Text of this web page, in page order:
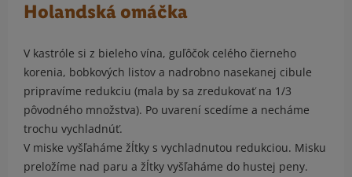
Holandská omáčka
V kastróle si z bieleho vína, guľôčok celého čierneho
korenia, bobkových listov a nadrobno nasekanej cibule
pripravíme redukciu (mala by sa zredukovať na 1/3
pôvodného množstva). Po uvarení scedíme a necháme
trochu vychladnúť.
V miske vyšľaháme žĺtky s vychladnutou redukciou. Misku
preložíme nad paru a žĺtky vyšľaháme do hustej peny.